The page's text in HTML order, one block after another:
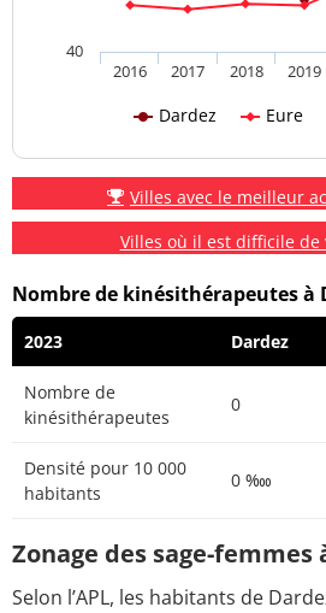
Dardez Eure
2016 2017 2018 2019
40
Villes avec le meilleur
Villes où il est difficile de
Nombre de kinésithérapeutes à
2023 Dardez
Nombre de
kinésithérapeutes
0
Densité pour 10 000
habitants
0 ‱
Zonage des sage-femmes
Selon l’APL, les habitants de